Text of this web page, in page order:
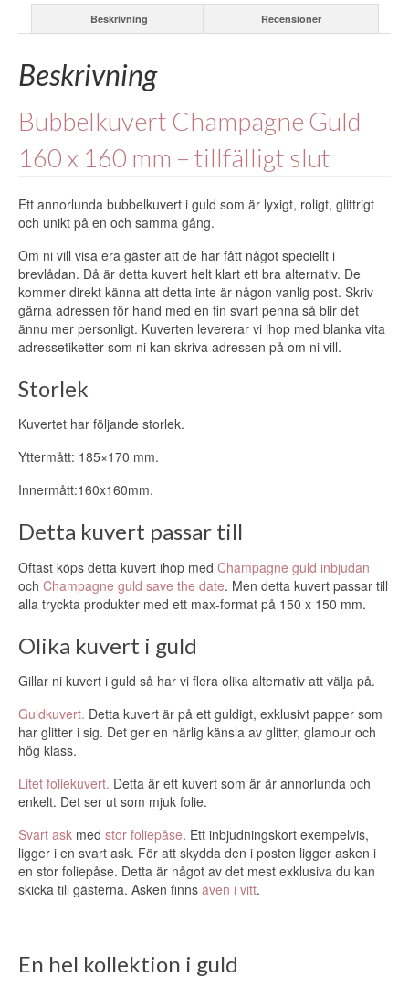
Beskrivning Recensioner
Beskrivning
Bubbelkuvert Champagne Guld
160 x 160 mm – tillfälligt slut
Ett annorlunda bubbelkuvert i guld som är lyxigt, roligt, glittrigt
och unikt på en och samma gång.
Om ni vill visa era gäster att de har fått något speciellt i
brevlådan. Då är detta kuvert helt klart ett bra alternativ. De
kommer direkt känna att detta inte är någon vanlig post. Skriv
gärna adressen för hand med en fin svart penna så blir det
ännu mer personligt. Kuverten levererar vi ihop med blanka vita
adressetiketter som ni kan skriva adressen på om ni vill.
Storlek
Kuvertet har följande storlek.
Yttermått: 185×170 mm.
Innermått:160x160mm.
Detta kuvert passar till
Oftast köps detta kuvert ihop med Champagne guld inbjudan
och Champagne guld save the date. Men detta kuvert passar till
alla tryckta produkter med ett max-format på 150 x 150 mm.
Olika kuvert i guld
Gillar ni kuvert i guld så har vi flera olika alternativ att välja på.
Guldkuvert. Detta kuvert är på ett guldigt, exklusivt papper som
har glitter i sig. Det ger en härlig känsla av glitter, glamour och
hög klass.
Litet foliekuvert. Detta är ett kuvert som är är annorlunda och
enkelt. Det ser ut som mjuk folie.
Svart ask med stor foliepåse. Ett inbjudningskort exempelvis,
ligger i en svart ask. För att skydda den i posten ligger asken i
en stor foliepåse. Detta är något av det mest exklusiva du kan
skicka till gästerna. Asken finns även i vitt.
En hel kollektion i guld